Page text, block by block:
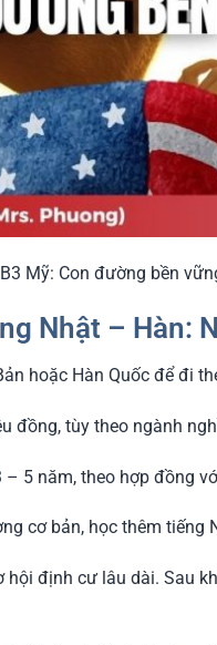
Mỹ: Con đường bền
Nhật – Hàn:
hoặc Hàn Quốc để đi
đồng, tùy theo ngành
5 năm, theo hợp đồng
cơ bản, học thêm tiếng
hội định cư lâu dài. Sau